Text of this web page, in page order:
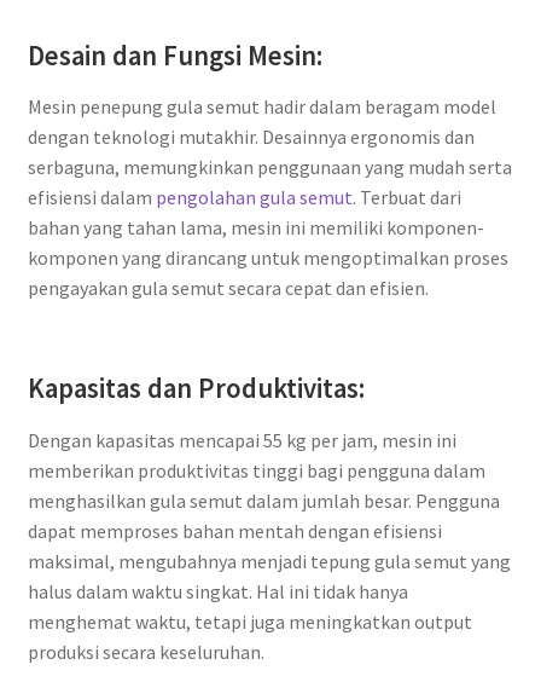
Desain dan Fungsi Mesin:
Mesin penepung gula semut hadir dalam beragam model
dengan teknologi mutakhir. Desainnya ergonomis dan
serbaguna, memungkinkan penggunaan yang mudah serta
efisiensi dalam pengolahan gula semut. Terbuat dari
bahan yang tahan lama, mesin ini memiliki komponen-
komponen yang dirancang untuk mengoptimalkan proses
pengayakan gula semut secara cepat dan efisien.
Kapasitas dan Produktivitas:
Dengan kapasitas mencapai 55 kg per jam, mesin ini
memberikan produktivitas tinggi bagi pengguna dalam
menghasilkan gula semut dalam jumlah besar. Pengguna
dapat memproses bahan mentah dengan efisiensi
maksimal, mengubahnya menjadi tepung gula semut yang
halus dalam waktu singkat. Hal ini tidak hanya
menghemat waktu, tetapi juga meningkatkan output
produksi secara keseluruhan.